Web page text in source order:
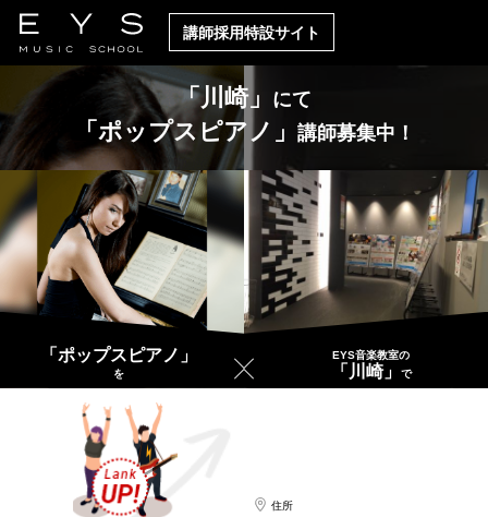
講師採用特設サイト
「川崎」 にて
「ポップスピアノ」 講師募集中！
「ポップスピアノ」
を
EYS音楽教室の
「川崎」 で
住所